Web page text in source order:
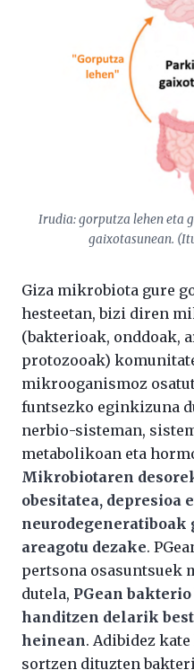
Irudia:gorputza leheneta
gaixotasunean.
Giza mikrobiota gure
hesteetan, bizi diren
(bakterioak, onddoak,
protozooak)
mikrooganismoz
funtsezko eginkizuna
nerbio-sisteman,
metabolikoan eta
Mikrobiotaren
obesitatea, depresioa
neurodegeneratiboak
areagotu dezake.
pertsona osasuntsuek
dutela, PGean
handitzen delarik
heinean. Adibidez
sortzen dituzten